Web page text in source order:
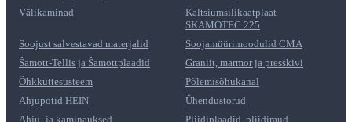
Välikaminad
Kaltsiumsilikaatplaat
SKAMOTEC 225
Soojust salvestavad materjalid
Soojamüürimoodulid CMA
Šamott-Tellis ja Šamottplaadid
Graniit, marmor ja presskivi
Õhkküttesüsteem
Põlemisõhukanal
Ahjupotid HEIN
Ühendustorud
Ahju- ja kaminauksed
Pliidiplaadid, pliidiraud